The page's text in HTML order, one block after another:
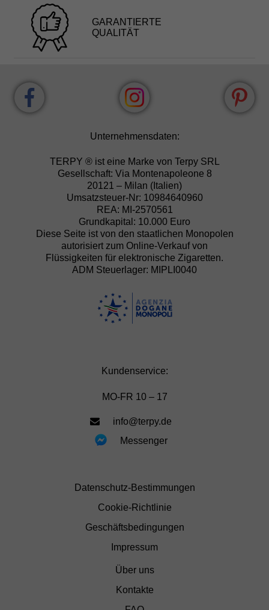
GARANTIERTE
QUALITÄT
Unternehmensdaten:
TERPY ® ist eine Marke von Terpy SRL
Gesellschaft: Via Montenapoleone 8
20121 – Milan (Italien)
Umsatzsteuer-Nr: 10984640960
REA: MI-2570561
Grundkapital: 10.000 Euro
Diese Seite ist von den staatlichen Monopolen
autorisiert zum Online-Verkauf von
Flüssigkeiten für elektronische Zigaretten.
ADM Steuerlager: MIPLI0040
Kundenservice:
MO-FR 10 – 17
info@terpy.de
Messenger
Datenschutz-Bestimmungen
Cookie-Richtlinie
Geschäftsbedingungen
Impressum
Über uns
Kontakte